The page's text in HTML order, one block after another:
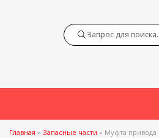
Главная » Запасные части » Муфта